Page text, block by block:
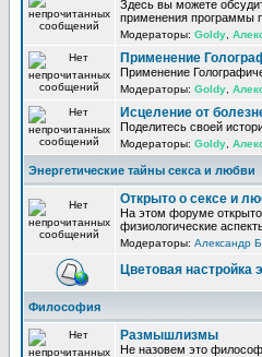
Здесь вы можете
применения программы
Модераторы: Goldy
Применение
Применение
Модераторы: Goldy
Исцеление от
Поделитесь своей
Модераторы: Goldy
Энергетические тайны секса и любви
Открыто о сексе и
На этом форуме открыто
физиологические
Модераторы: Александр
Цветовая настройка
Философия
Размышлизмы
Не назовем это